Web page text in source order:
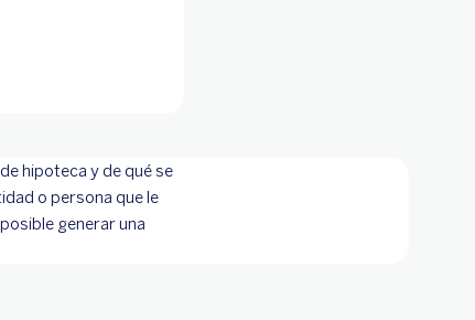
hipoteca y de qué se
o persona que le
generar una